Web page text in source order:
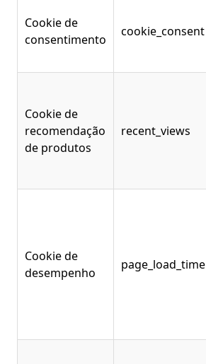
Cookie de
consentimento
cookie_consent
Cookie de
recomendação
de produtos
recent_views
Cookie de
desempenho
page_load_time